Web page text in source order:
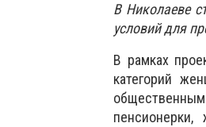
В Николаеве
условий для
В рамках
категорий